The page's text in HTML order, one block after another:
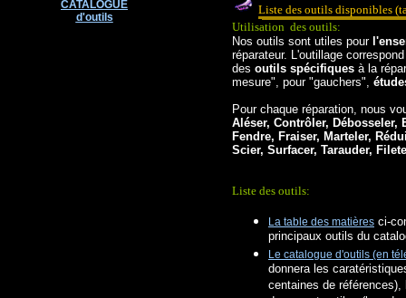
Liste des outils disponibles
Utilisation des outils:
Nos outils sont utiles pour
réparateur. L'outillage
des outils spécifiques à la
mesure", pour "gauchers",
Pour chaque réparation, nous
Aléser, Contrôler, Débosseler,
Fendre, Fraiser, Marteler,
Scier, Surfacer, Tarauder,
Liste des outils:
La table des matières ci-
principaux outils du
Le catalogue d'outils (en
donnera les
centaines de
CATALOGUE
d'outils